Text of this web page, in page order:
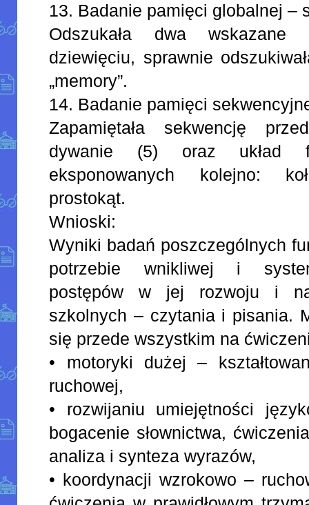
13. Badanie pamięci globalnej –
Odszukała dwa
dziewięciu, sprawnie
„memory”.
14. Badanie pamięci
Zapamiętała sekwencję
dywanie (5) oraz układ
eksponowanych kolejno:
prostokąt.
Wnioski:
Wyniki badań poszczególnych
potrzebie wnikliwej i
postępów w jej rozwoju i
szkolnych – czytania i pisania.
się przede wszystkim na
• motoryki dużej –
ruchowej,
• rozwijaniu umiejętności
bogacenie słownictwa,
analiza i synteza wyrazów,
• koordynacji wzrokowo –